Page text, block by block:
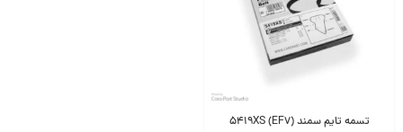
تسمه تایم سمند (EF7) ‫5419XS